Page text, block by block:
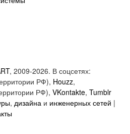
, 2009-2026. В соцсетях:
РФ), Houzz,
РФ), VKontakte, Tumblr
, дизайна и инженерных сетей |